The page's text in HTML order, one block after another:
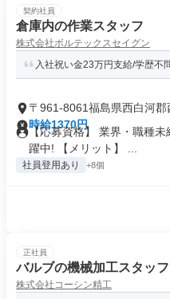
契約社員
倉庫内の作業スタッフ
株式会社ボルテックスセイグン
入社祝い金23万円支給/学歴不
〒961-8061福島県西白河郡
時給1370円
【応募資格】 業界・職種
躍中! 【メリット】 ...
社員登用あり +8個
正社員
バルブの機械加工スタッフ
株式会社コーシン精工